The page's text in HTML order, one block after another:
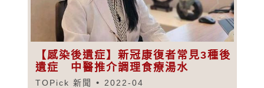
【感染後遺症】新冠康復者常見3種後
遺症 中醫推介調理食療湯水
TOPick 新聞 2022-04